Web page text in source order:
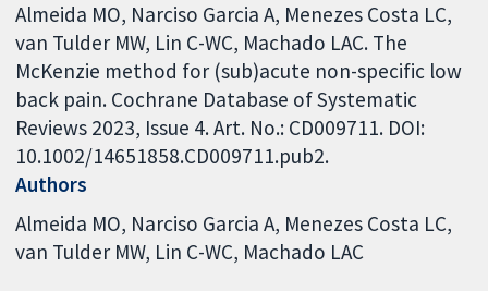
Almeida MO, Narciso Garcia A, Menezes Costa LC,
van Tulder MW, Lin C-WC, Machado LAC. The
McKenzie method for (sub)acute non-specific low
back pain. Cochrane Database of Systematic
Reviews 2023, Issue 4. Art. No.: CD009711. DOI:
10.1002/14651858.CD009711.pub2.
Authors
Almeida MO Narciso Garcia A Menezes Costa LC
van Tulder MW Lin C-WC Machado LAC